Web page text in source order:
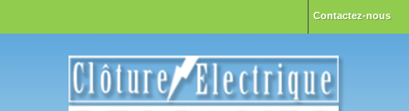
Contactez-nous